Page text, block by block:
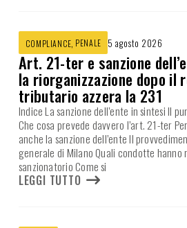
COMPLIANCE, PENALE 5 agosto 2026
Art. 21-ter e sanzione
la riorganizzazione dopo il
tributario azzera la 231
Indice La sanzione dell’ente in sintesi Il
Che cosa prevede davvero l’art. 21-ter
anche la sanzione dell’ente Il
generale di Milano Quali condotte hanno
sanzionatorio Come si
LEGGI TUTTO